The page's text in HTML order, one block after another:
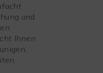
und
Ihnen